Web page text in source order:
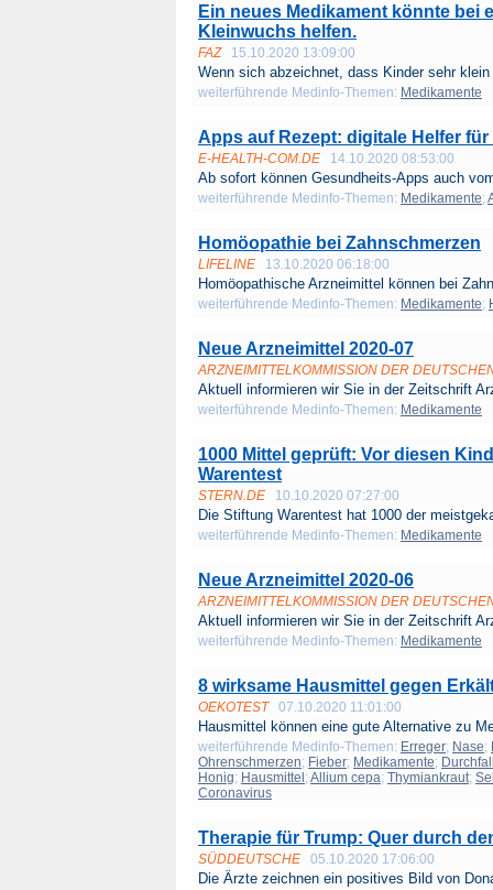
Ein neues Medikament könnte bei
Kleinwuchs helfen.
FAZ 15.10.2020 13:09:00
Wenn sich abzeichnet, dass Kinder sehr
weiterführende Medinfo-Themen: Medikamente
Apps auf Rezept: digitale Helfer
E-HEALTH-COM.DE 14.10.2020 08:53:00
Ab sofort können Gesundheits-Apps auch
weiterführende Medinfo-Themen: Medikamente;
Homöopathie bei Zahnschmerzen
LIFELINE 13.10.2020 06:18:00
Homöopathische Arzneimittel können bei
weiterführende Medinfo-Themen: Medikamente;
Neue Arzneimittel 2020-07
ARZNEIMITTELKOMMISSION DER
Aktuell informieren wir Sie in der Zeitschrift
weiterführende Medinfo-Themen: Medikamente
1000 Mittel geprüft: Vor diesen
Warentest
STERN.DE 10.10.2020 07:27:00
Die Stiftung Warentest hat 1000 der
weiterführende Medinfo-Themen: Medikamente
Neue Arzneimittel 2020-06
ARZNEIMITTELKOMMISSION DER
Aktuell informieren wir Sie in der Zeitschrift
weiterführende Medinfo-Themen: Medikamente
8 wirksame Hausmittel gegen
OEKOTEST 07.10.2020 11:01:00
Hausmittel können eine gute Alternative zu
weiterführende Medinfo-Themen: Erreger; Nase;
Ohrenschmerzen; Fieber; Medikamente;
Honig; Hausmittel ; Allium cepa; Thymiankraut;
Coronavirus
Therapie für Trump: Quer durch
SÜDDEUTSCHE 05.10.2020 17:06:00
Die Ärzte zeichnen ein positives Bild von